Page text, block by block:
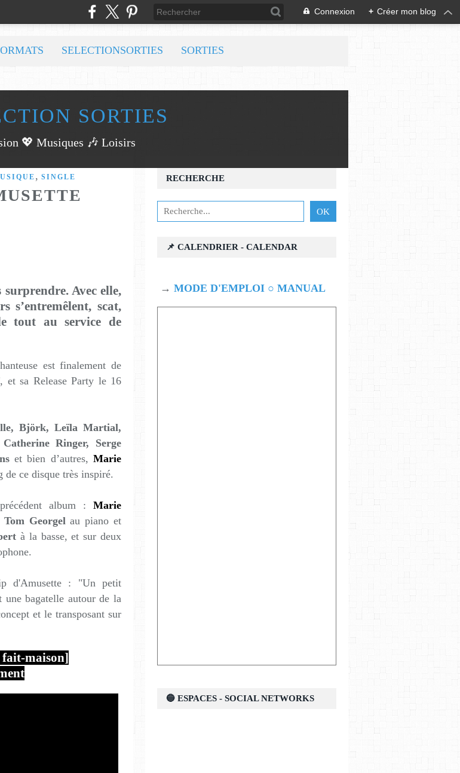
Connexion + Créer mon blog
SORTIES
💖 Musiques 🎶 Loisirs
SELECTIONSORTIES SORTIES
, SINGLE
surprendre. Avec elle,
s’entremêlent, scat,
tout au service de
est finalement de
sa Release Party le 16
Björk, Leïla Martial,
Ringer, Serge
et bien d’autres,Marie
de ce disque très inspiré.
album : Marie
Tom Georgelau piano et
à la basse, et sur deux
d'Amusette : "Un petit
une bagatelle autour de la
et le transposant sur
maison]
RECHERCHE
📌 CALENDRIER - CALENDAR
→ MODE D'EMPLOI ○ MANUAL
🔵 ESPACES - SOCIAL NETWORKS